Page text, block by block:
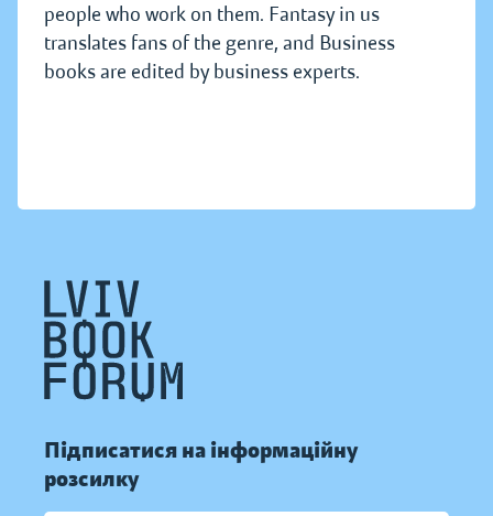
people who work on them. Fantasy in us
translates fans of the genre, and Business
books are edited by business experts.
Підписатися на інформаційну
розсилку